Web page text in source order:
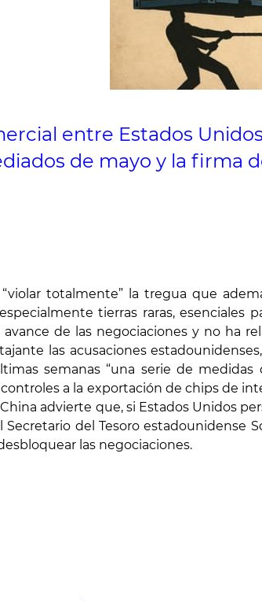
entre Estados
de mayo y la firma
totalmente” la tregua que
tierras raras, esenciales
de las negociaciones y no ha
las acusaciones
semanas “una serie de medidas
a la exportación de chips de
advierte que, si Estados Unidos
del Tesoro
las negociaciones.